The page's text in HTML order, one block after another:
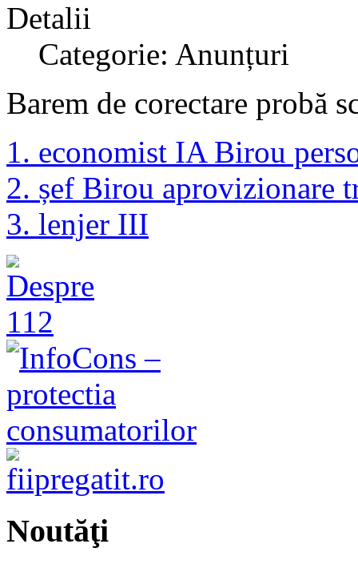
Detalii
Categorie: Anunțuri
Barem de corectare probă
1. economist IA Birou
2. șef Birou aprovizionare
3. lenjer III
Noutăţi